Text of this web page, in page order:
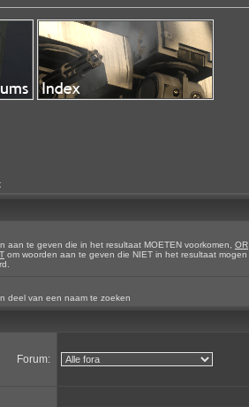
aan te geven die in het resultaat MOETEN voorkomen, OR
om woorden aan te geven die NIET in het resultaat
deel van een naam te zoeken
Forum: